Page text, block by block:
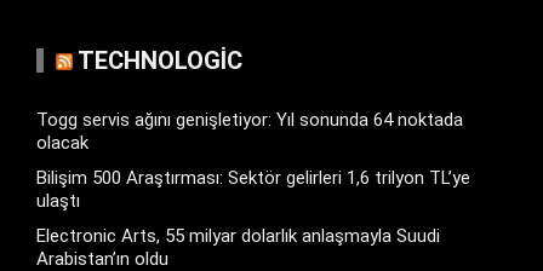
TECHNOLOGIC
Togg servis ağını genişletiyor: Yıl sonunda 64 noktada
olacak
Bilişim 500 Araştırması: Sektör gelirleri 1,6 trilyon TL’ye
ulaştı
Electronic Arts, 55 milyar dolarlık anlaşmayla Suudi
Arabistan’ın oldu